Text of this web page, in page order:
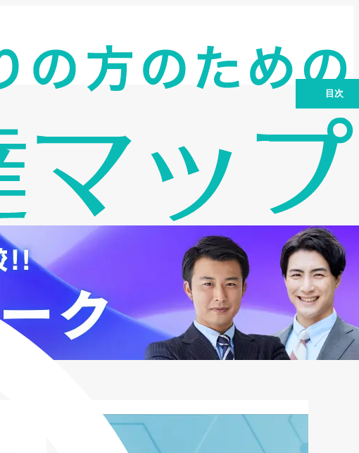
目次
誤解されやすいのか
2. ファクタリングは原則として分割払い
できない
3. 分割払いを前提とする契約で何が問題
になるのか｜貸金業該当性と契約条項の
注意点
4. 支払いの流れを整理｜誰が誰にいつ支
5. ファクタリング会社に払えない時の正
6. 分割払いを希望するなら何を検討すべ
きか｜代替策の比較
7. 分割に頼らない資金繰り管理と、注意